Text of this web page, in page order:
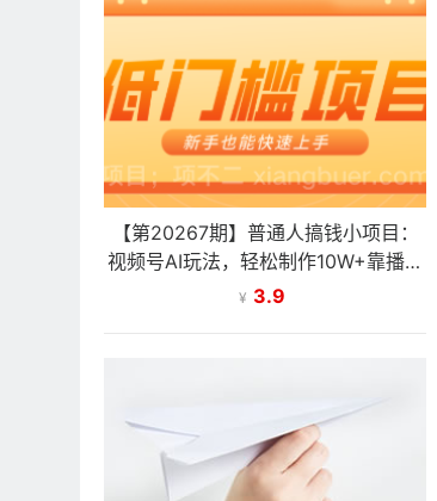
【第20267期】普通人搞钱小项目：
视频号AI玩法，轻松制作10W+靠播放
量月入万元
¥ 3.9